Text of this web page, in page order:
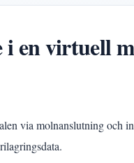
en virtuell
via molnanslutning och